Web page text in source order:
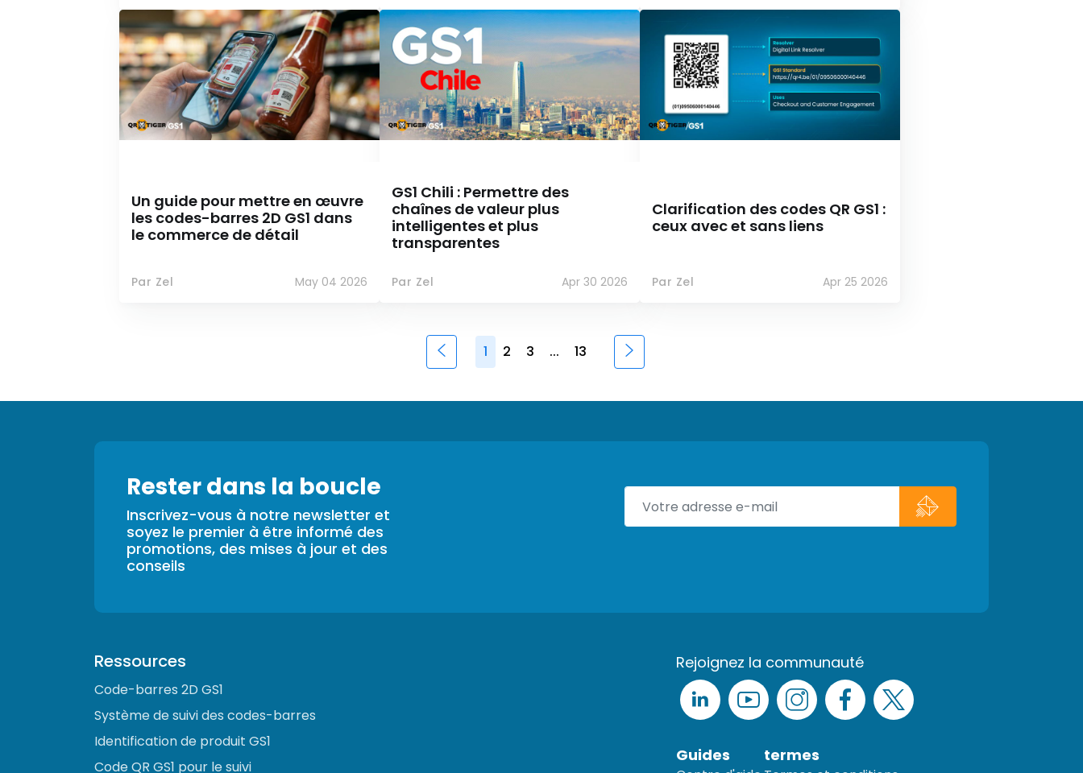
Un guide pour mettre en œuvre
les codes-barres 2D GS1 dans
le commerce de détail
Par Zel May 04 2026
GS1 Chili : Permettre des
chaînes de valeur plus
intelligentes et plus
transparentes
Par Zel Apr 30 2026
Clarification des codes QR GS1 :
ceux avec et sans liens
Par Zel Apr 25 2026
1 2 3 ... 13
Rester dans la boucle
Inscrivez-vous à notre newsletter et
soyez le premier à être informé des
promotions, des mises à jour et des
conseils
Ressources
Code-barres 2D GS1
Système de suivi des codes-barres
Identification de produit GS1
Code QR GS1 pour le suivi
Rejoignez la communauté
Guides termes